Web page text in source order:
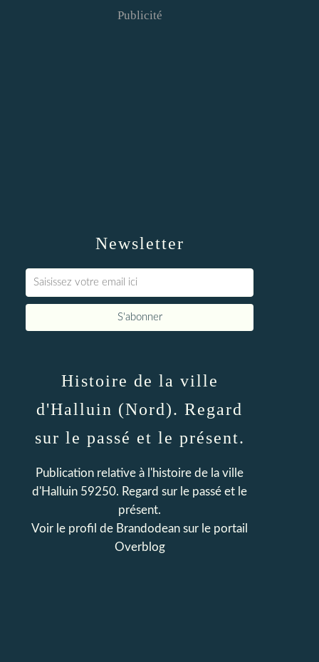
Newsletter
Publicité
Histoire de la ville
d'Halluin (Nord). Regard
sur le passé et le présent.
Publication relative à l'histoire de la ville
d'Halluin 59250. Regard sur le passé et le
présent.
Voir le profil de Brandodean sur le portail
Overblog